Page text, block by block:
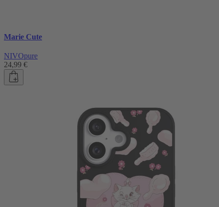
Marie Cute
NIVOpure
24,99 €